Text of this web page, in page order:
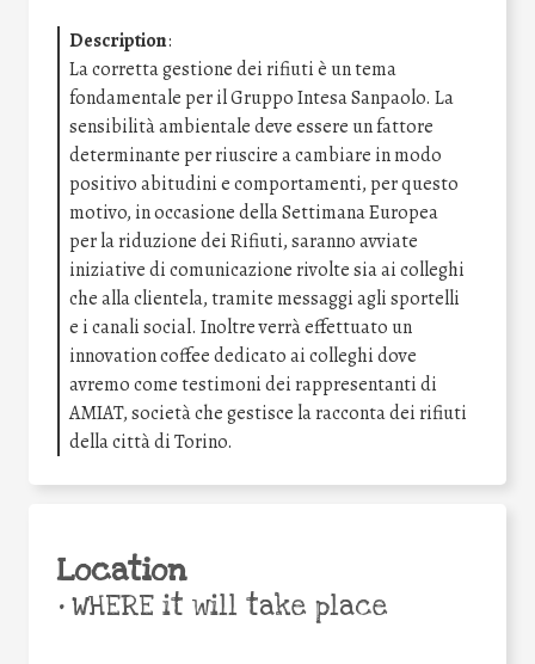
Description:
La corretta gestione dei rifiuti è un tema
fondamentale per il Gruppo Intesa Sanpaolo. La
sensibilità ambientale deve essere un fattore
determinante per riuscire a cambiare in modo
positivo abitudini e comportamenti, per questo
motivo, in occasione della Settimana Europea
per la riduzione dei Rifiuti, saranno avviate
iniziative di comunicazione rivolte sia ai colleghi
che alla clientela, tramite messaggi agli sportelli
e i canali social. Inoltre verrà effettuato un
innovation coffee dedicato ai colleghi dove
avremo come testimoni dei rappresentanti di
AMIAT, società che gestisce la racconta dei rifiuti
della città di Torino.
Location
•WHERE it will take place